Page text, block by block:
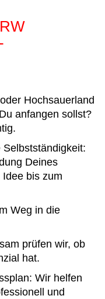
Hochsauerland
anfangen sollst?
Deines
bis zum
Weg in die
prüfen wir, ob
hat.
Wir helfen
und